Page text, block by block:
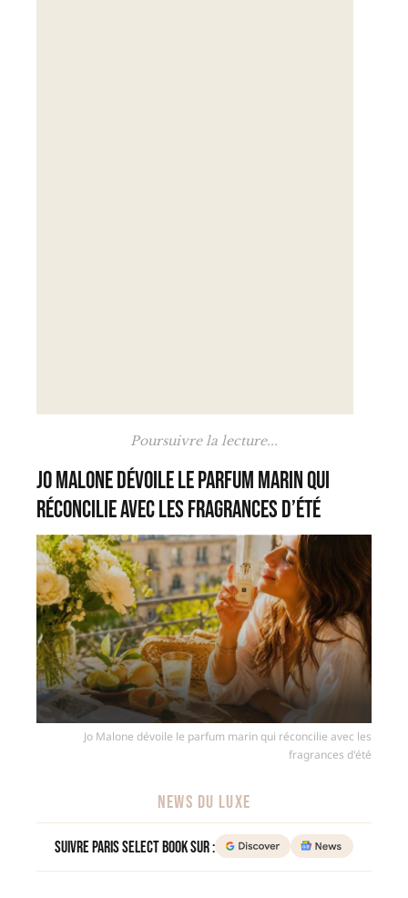
Poursuivre la lecture...
Jo Malone dévoile le parfum marin qui
réconcilie avec les fragrances d’été
Jo Malone dévoile le parfum marin qui réconcilie avec les
fragrances d'été
NEWS DU LUXE
Suivre Paris Select Book sur :